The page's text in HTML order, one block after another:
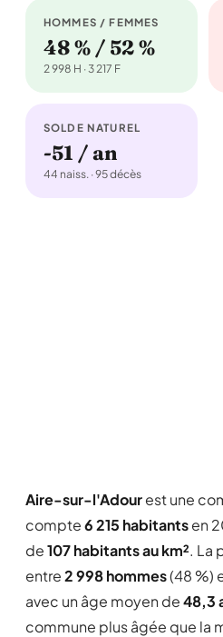
HOMMES / FEMMES
48 % / 52 %
2 998 H · 3 217 F
SOLDE NATUREL
-51 / an
44 naiss. · 95 décès
Aire-sur-l'Adourest une
compte6 215 habitantsen
de107 habitants au km². La
entre2 998 hommes(48 %)
avec un âge moyen de48,3
commune plus âgée que la